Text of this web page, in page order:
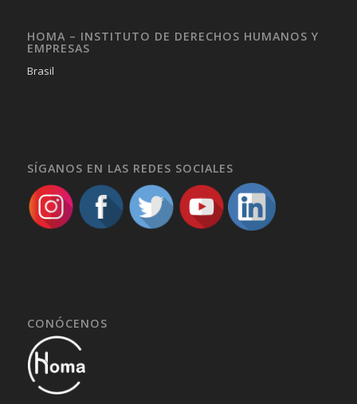
HOMA – INSTITUTO DE DERECHOS HUMANOS Y
EMPRESAS
Brasil
SÍGANOS EN LAS REDES SOCIALES
CONÓCENOS